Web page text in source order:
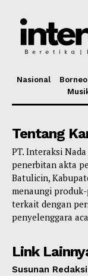
Nasional
Tentang
PT. Interaksi
penerbitan akta
Batulicin,
menaungi
terkait dengan
penyelenggara
Link
Susunan Redaksi